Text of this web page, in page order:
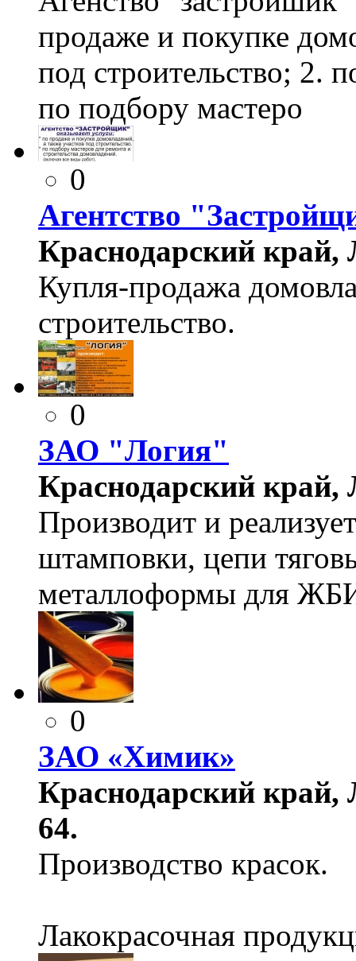
продаже и покупке
под строительство; 2.
по подбору мастеро
0
Агентство
Краснодарский
Купля-продажа
строительство.
0
ЗАО "Логия"
Краснодарский край,
Производит и
штамповки, цепи
металлоформы для
0
ЗАО «Химик»
Краснодарский край,
64.
Производство красок.
Лакокрасочная